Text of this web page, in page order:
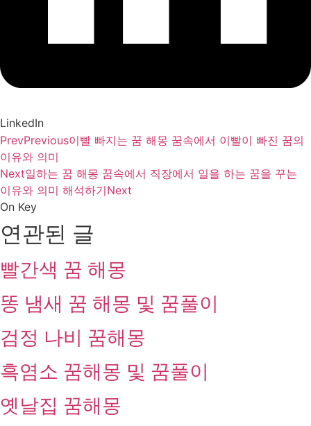
LinkedIn
PrevPrevious이빨 빠지는 꿈 해몽 꿈속에서 이빨이 빠진 꿈의
이유와 의미
Next일하는 꿈 해몽 꿈속에서 직장에서 일을 하는 꿈을 꾸는
이유와 의미 해석하기Next
On Key
연관된 글
빨간색 꿈 해몽
똥 냄새 꿈 해몽 및 꿈풀이
검정 나비 꿈해몽
흑염소 꿈해몽 및 꿈풀이
옛날집 꿈해몽